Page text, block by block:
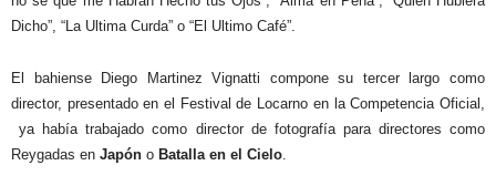
Dicho”, “La Ultima Curda” o “El Ultimo Café”.
El bahiense Diego Martinez Vignatti compone su tercer largo como
director, presentado en el Festival de Locarno en la Competencia Oficial,
ya había trabajado como director de fotografía para directores como
Reygadas en Japón o Batalla en el Cielo